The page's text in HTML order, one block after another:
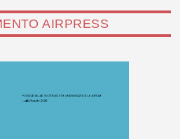
AIRPRESS